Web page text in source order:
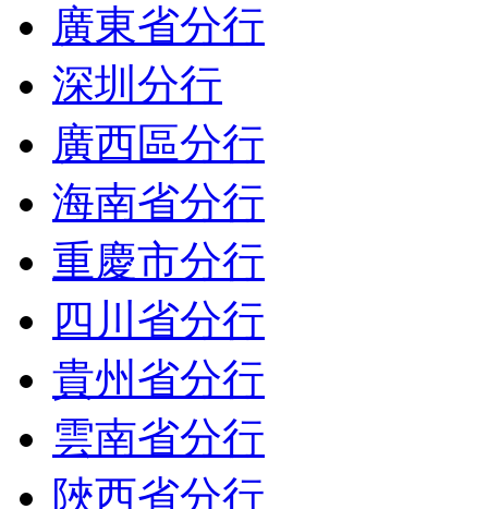
廣東省分行
深圳分行
廣西區分行
海南省分行
重慶市分行
四川省分行
貴州省分行
雲南省分行
陜西省分行